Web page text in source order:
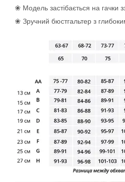
❀ Модель застібається на гачки
❀ Зручний бюстгальтер з